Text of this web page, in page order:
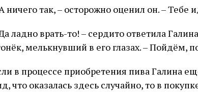
ничего так, – осторожно оценил он. – Тебе
ладно врать-то! – сердито ответила
мелькнувший в его глазах. – Пойдём,
в процессе приобретения пива Галина
что оказалась здесь случайно, то в